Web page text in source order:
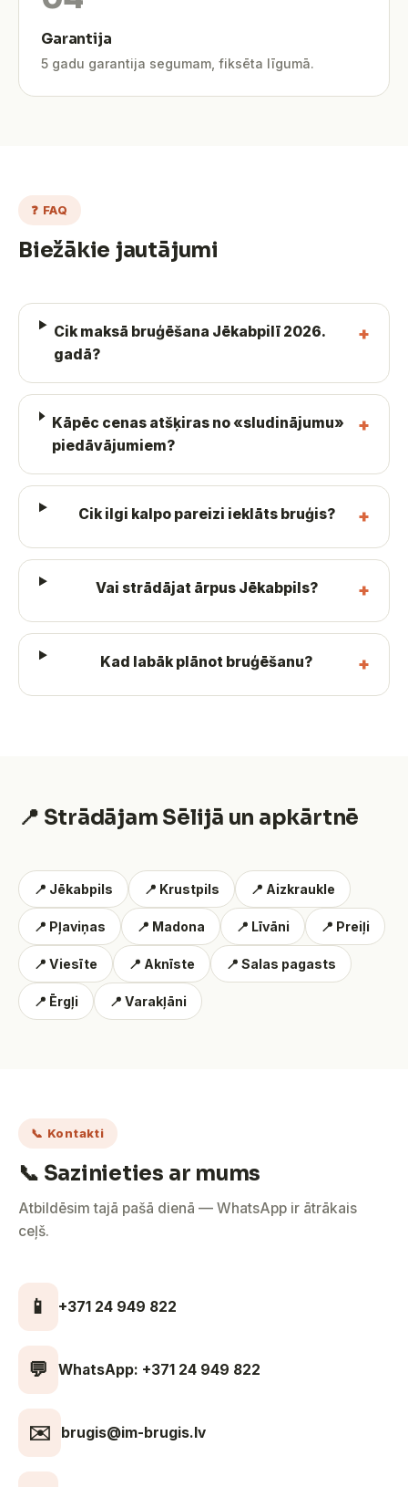
Garantija
5 gadu garantija segumam, fiksēta līgumā.
❓ FAQ
Biežākie jautājumi
Cik maksā bruģēšana Jēkabpilī 2026.
gadā?
Kāpēc cenas atšķiras no «sludinājumu»
piedāvājumiem?
Cik ilgi kalpo pareizi ieklāts bruģis?
Vai strādājat ārpus Jēkabpils?
Kad labāk plānot bruģēšanu?
📍 Strādājam Sēlijā un apkārtnē
📍 Jēkabpils 📍 Krustpils 📍 Aizkraukle
📍 Pļaviņas 📍 Madona 📍 Līvāni 📍 Preiļi
📍 Viesīte 📍 Aknīste 📍 Salas pagasts
📍 Ērgļi 📍 Varakļāni
📞 Kontakti
📞 Sazinieties ar mums
Atbildēsim tajā pašā dienā — WhatsApp ir ātrākais
ceļš.
📱 +371 24 949 822
💬 WhatsApp: +371 24 949 822
✉️ brugis@im-brugis.lv